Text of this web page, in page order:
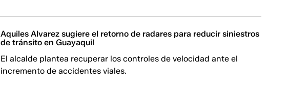
Aquiles Alvarez sugiere el retorno de radares para reducir siniestros
de tránsito en Guayaquil
El alcalde plantea recuperar los controles de velocidad ante el
incremento de accidentes viales.